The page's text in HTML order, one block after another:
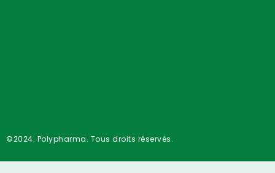
©2024. Polypharma. Tous droits réservés.